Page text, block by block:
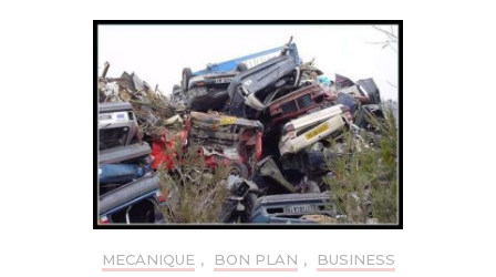
MECANIQUE , BON PLAN , BUSINESS